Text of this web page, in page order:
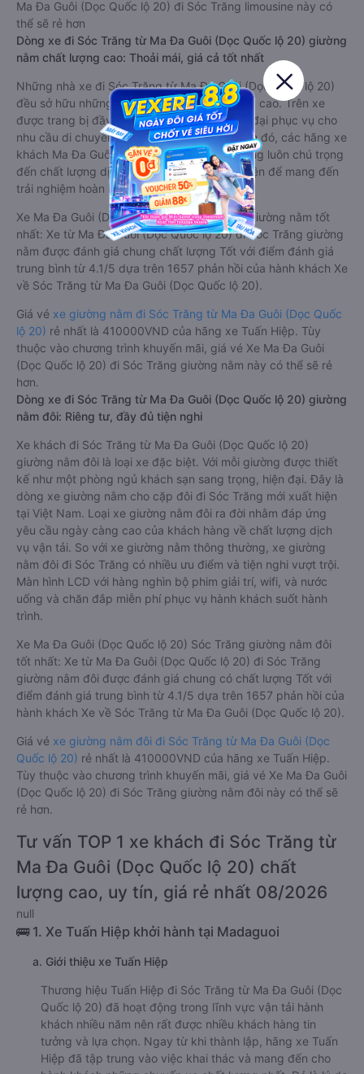
Ma Đa Guôi (Dọc Quốc lộ 20) đi Sóc Trăng limousine này có
thể sẽ rẻ hơn
Dòng xe đi Sóc Trăng từ Ma Đa Guôi (Dọc Quốc lộ 20) giường
nằm chất lượng cao: Thoải mái, giá cả tốt nhất
Những nhà xe đi Sóc Trăng từ Ma Đa Guôi (Dọc Quốc lộ 20)
đều sở hữu những xe giường nằm chất lượng cao. Trên xe
được trang bị đầy đủ các trang thiết bị hiện đại phục vụ cho
nhu cầu di chuyển của hành khách. Bên cạnh đó, các hãng xe
khách Ma Đa Guôi (Dọc Quốc lộ 20) Sóc Trăng luôn chú trọng
đến chất lượng dịch vụ, không ngừng cải thiện để mang đến
trải nghiệm hoàn hảo cho hành khách.
Xe Ma Đa Guôi (Dọc Quốc lộ 20) Sóc Trăng giường nằm tốt
nhất: Xe từ Ma Đa Guôi (Dọc Quốc lộ 20) đi Sóc Trăng giường
nằm được đánh giá chung chất lượng Tốt với điểm đánh giá
trung bình từ 4.1/5 dựa trên 1657 phản hồi của hành khách Xe
về Sóc Trăng từ Ma Đa Guôi (Dọc Quốc lộ 20).
Giá vé xe giường nằm đi Sóc Trăng từ Ma Đa Guôi (Dọc Quốc
lộ 20) rẻ nhất là 410000VND của hãng xe Tuấn Hiệp. Tùy
thuộc vào chương trình khuyến mãi, giá vé Xe Ma Đa Guôi
(Dọc Quốc lộ 20) đi Sóc Trăng giường nằm này có thể sẽ rẻ
hơn.
Dòng xe đi Sóc Trăng từ Ma Đa Guôi (Dọc Quốc lộ 20) giường
nằm đôi: Riêng tư, đầy đủ tiện nghi
Xe khách đi Sóc Trăng từ Ma Đa Guôi (Dọc Quốc lộ 20)
giường nằm đôi là loại xe đặc biệt. Với mỗi giường được thiết
kế như một phòng ngủ khách sạn sang trọng, hiện đại. Đây là
dòng xe giường nằm cho cặp đôi đi Sóc Trăng mới xuất hiện
tại Việt Nam. Loại xe giường nằm đôi ra đời nhằm đáp ứng
yêu cầu ngày càng cao của khách hàng về chất lượng dịch
vụ vận tải. So với xe giường nằm thông thường, xe giường
nằm đôi đi Sóc Trăng có nhiều ưu điểm và tiện nghi vượt trội.
Màn hình LCD với hàng nghìn bộ phim giải trí, wifi, và nước
uống và chăn đắp miễn phí phục vụ hành khách suốt hành
trình.
Xe Ma Đa Guôi (Dọc Quốc lộ 20) Sóc Trăng giường nằm đôi
tốt nhất: Xe từ Ma Đa Guôi (Dọc Quốc lộ 20) đi Sóc Trăng
giường nằm đôi được đánh giá chung có chất lượng Tốt với
điểm đánh giá trung bình từ 4.1/5 dựa trên 1657 phản hồi của
hành khách Xe về Sóc Trăng từ Ma Đa Guôi (Dọc Quốc lộ 20).
Giá vé xe giường nằm đôi đi Sóc Trăng từ Ma Đa Guôi (Dọc
Quốc lộ 20) rẻ nhất là 410000VND của hãng xe Tuấn Hiệp.
Tùy thuộc vào chương trình khuyến mãi, giá vé Xe Ma Đa Guôi
(Dọc Quốc lộ 20) đi Sóc Trăng giường nằm đôi này có thể sẽ
rẻ hơn.
Tư vấn TOP 1 xe khách đi Sóc Trăng từ
Ma Đa Guôi (Dọc Quốc lộ 20) chất
lượng cao, uy tín, giá rẻ nhất 08/2026
null
🚌 1. Xe Tuấn Hiệp khởi hành tại Madaguoi
a. Giới thiệu xe Tuấn Hiệp
Thương hiệu Tuấn Hiệp đi Sóc Trăng từ Ma Đa Guôi (Dọc
Quốc lộ 20) đã hoạt động trong lĩnh vực vận tải hành
khách nhiều năm nên rất được nhiều khách hàng tin
tưởng và lựa chọn. Ngay từ khi thành lập, hãng xe Tuấn
Hiệp đã tập trung vào việc khai thác và mang đến cho